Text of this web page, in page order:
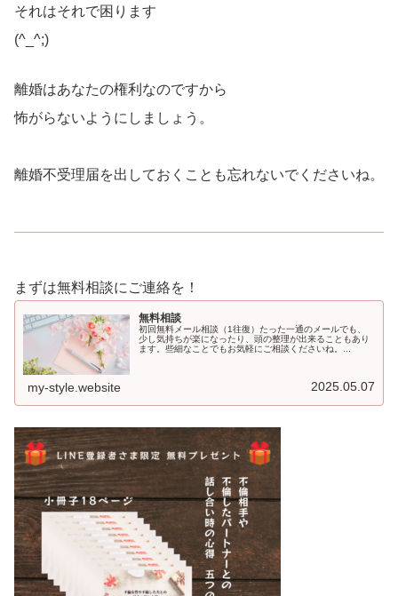
それはそれで困ります
(^_^;)
離婚はあなたの権利なのですから
怖がらないようにしましょう。
離婚不受理届を出しておくことも忘れないでくださいね。
まずは無料相談にご連絡を！
無料相談
初回無料メール相談（1往復）たった一通のメールでも、
少し気持ちが楽になったり、頭の整理が出来ることもあり
ます。些細なことでもお気軽にご相談くださいね。...
my-style.website 2025.05.07